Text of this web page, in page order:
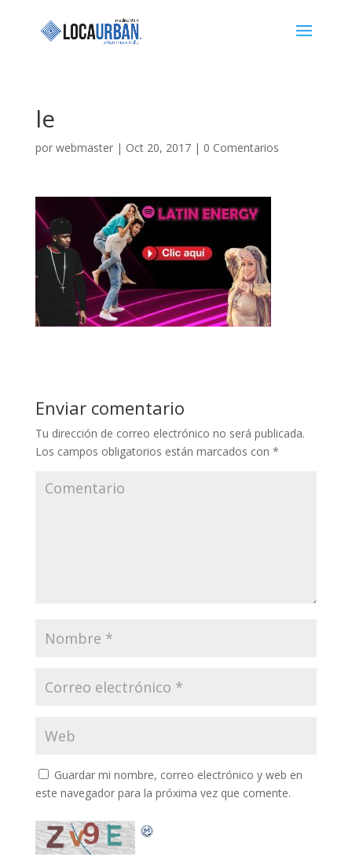
le
por webmaster| Oct 20, 2017| 0 Comentarios
Enviar comentario
Tu dirección de correo electrónico no será publicada.
Los campos obligatorios están marcados con *
Guardar mi nombre, correo electrónico y web en
este navegador para la próxima vez que comente.